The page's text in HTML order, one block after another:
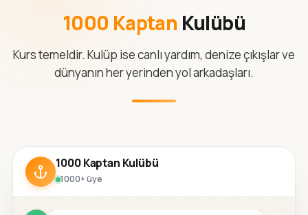
1000 Kaptan Kulübü
Kurs temeldir. Kulüp ise canlı yardım, denize çıkışlar ve
dünyanın her yerinden yol arkadaşları.
1000 Kaptan Kulübü
1000+ üye